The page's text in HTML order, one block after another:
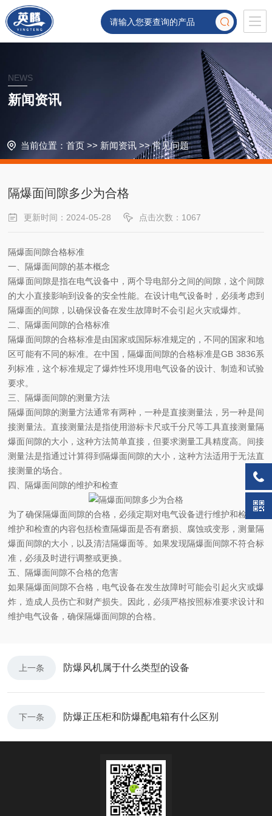
NEWS
新闻资讯
当前位置： 首页 >> 新闻资讯 >>常见问题
隔爆面间隙多少为合格
更新时间：2024-05-28 点击次数：1067
隔爆面间隙合格标准
一、隔爆面间隙的基本概念
隔爆面间隙是指在电气设备中，两个导电部分之间的间隙，这个间隙
的大小直接影响到设备的安全性能。在设计电气设备时，必须考虑到
隔爆面的间隙，以确保设备在发生故障时不会引起火灾或爆炸。
二、隔爆面间隙的合格标准
隔爆面间隙的合格标准是由国家或国际标准规定的，不同的国家和地
区可能有不同的标准。在中国，隔爆面间隙的合格标准是GB 3836系
列标准，这个标准规定了爆炸性环境用电气设备的设计、制造和试验
要求。
三、隔爆面间隙的测量方法
隔爆面间隙的测量方法通常有两种，一种是直接测量法，另一种是间
接测量法。直接测量法是指使用游标卡尺或千分尺等工具直接测量隔
爆面间隙的大小，这种方法简单直接，但要求测量工具精度高。间接
测量法是指通过计算得到隔爆面间隙的大小，这种方法适用于无法直
接测量的场合。
四、隔爆面间隙的维护和检查
为了确保隔爆面间隙的合格，必须定期对电气设备进行维护和检查。
维护和检查的内容包括检查隔爆面是否有磨损、腐蚀或变形，测量隔
爆面间隙的大小，以及清洁隔爆面等。如果发现隔爆面间隙不符合标
准，必须及时进行调整或更换。
五、隔爆面间隙不合格的危害
如果隔爆面间隙不合格，电气设备在发生故障时可能会引起火灾或爆
炸，造成人员伤亡和财产损失。因此，必须严格按照标准要求设计和
维护电气设备，确保隔爆面间隙的合格。
上一条 防爆风机属于什么类型的设备
下一条 防爆正压柜和防爆配电箱有什么区别